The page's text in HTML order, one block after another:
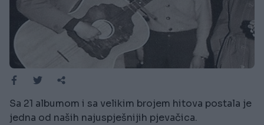
Sa 21 albumom i sa velikim brojem hitova postala je
jedna od naših najuspješnijih pjevačica.